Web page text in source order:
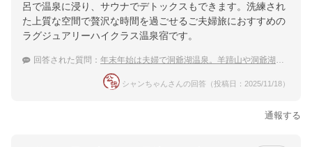
呂で温泉に浸り、サウナでデトックスもできます。洗練され
た上質な空間で贅沢な時間を過ごせるご夫婦旅におすすめの
ラグジュアリーハイクラス温泉宿です。
回答された質問： 年末年始は夫婦で洞爺湖温泉。羊蹄山や洞爺湖を眺めるおすすめの宿は？
シャンちゃんさんの回答（投稿日：2025/11/18）
通報する